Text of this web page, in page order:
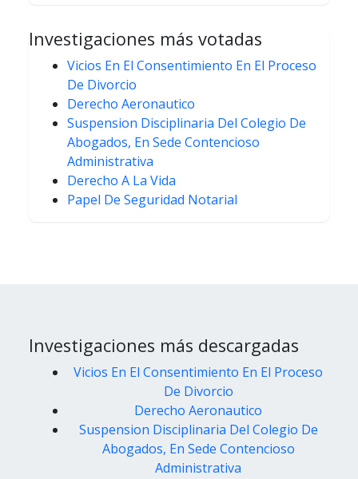
Investigaciones más votadas
Vicios En El Consentimiento En El Proceso
De Divorcio
Derecho Aeronautico
Suspension Disciplinaria Del Colegio De
Abogados, En Sede Contencioso
Administrativa
Derecho A La Vida
Papel De Seguridad Notarial
Investigaciones más descargadas
Vicios En El Consentimiento En El Proceso
De Divorcio
Derecho Aeronautico
Suspension Disciplinaria Del Colegio De
Abogados, En Sede Contencioso
Administrativa